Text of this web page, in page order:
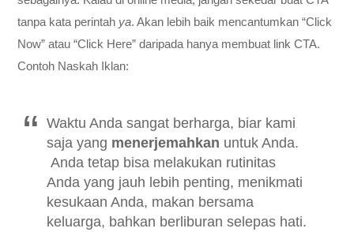
tanpa kata perintah ya. Akan lebih baik mencantumkan “Click
Now” atau “Click Here” daripada hanya membuat link CTA.
Contoh Naskah Iklan:
Waktu Anda sangat berharga, biar kami
saja yang menerjemahkan untuk Anda.
Anda tetap bisa melakukan rutinitas
Anda yang jauh lebih penting, menikmati
kesukaan Anda, makan bersama
keluarga, bahkan berliburan selepas hati.